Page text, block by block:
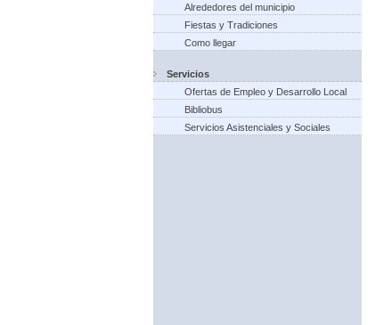
Alrededores del municipio
Fiestas y Tradiciones
Como llegar
Servicios
Ofertas de Empleo y Desarrollo Local
Bibliobus
Servicios Asistenciales y Sociales